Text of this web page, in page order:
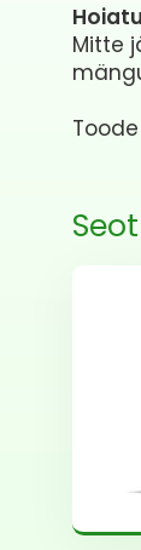
Mitte